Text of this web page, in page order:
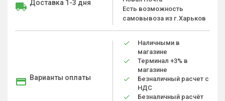
Доставка 1-3 дня
Есть возможность
самовывоза из г.Харьков
Варианты оплаты
Наличными в
магазине
Терминал +3% в
магазине
Безналичный расчет с
НДС
Безналичный расчёт